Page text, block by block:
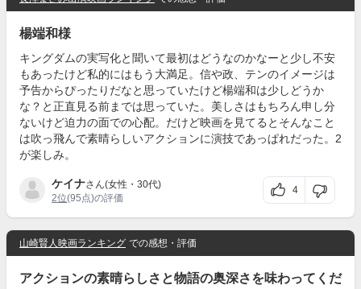
楊端和様
キングダムの実写化と聞いて最初はどうなのかなーと少し不安
もあったけど私的にはもう大満足。信や政、テンのイメージは
予告からぴったりだなと思っていたけど楊端和は少しどうか
な？と正直見る前までは思っていた。美しさはもちろん申し分
ないけど迫力の面での心配。だけど映画を見てるとそんなこと
は吹っ飛んで素晴らしいアクションに演技であっぱれだった。2
が楽しみ。
ケイナさん(女性・30代)
2位(95点)の評価
4
山崎賢人映画ランキング での感想・評価
アクションの素晴らしさと物語の奥深さを味わってくだ